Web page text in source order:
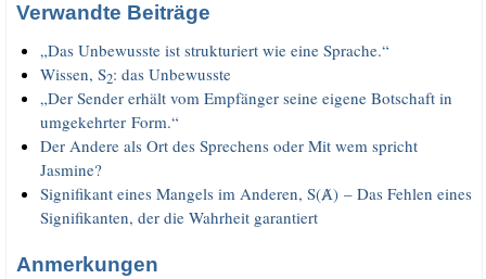
Verwandte Beiträge
„Das Unbe­wuss­te ist struk­tu­riert wie eine Sprache.“
Wis­sen, S2: das Unbewusste
„Der Sen­der erhält vom Emp­fän­ger sei­ne eige­ne Bot­schaft in
umge­kehr­ter Form.“
Der Ande­re als Ort des Spre­chens oder Mit wem spricht
Jasmine?
Signi­fi­kant eines Man­gels im Ande­ren, S(Ⱥ) – Das Feh­len eines
Signi­fi­kan­ten, der die Wahr­heit garantiert
Anmerkungen